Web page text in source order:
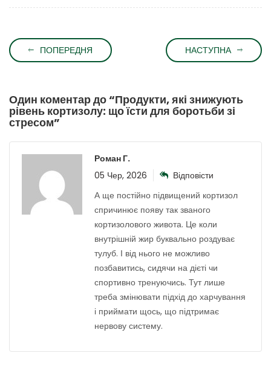
ПОПЕРЕДНЯ НАСТУПНА
Один коментар до “Продукти, які знижують
рівень кортизолу: що їсти для боротьби зі
стресом”
Роман Г.
05 Чер, 2026
Відповісти
А ще постійно підвищений кортизол
спричинює появу так званого
кортизолового живота. Це коли
внутрішній жир буквально роздуває
тулуб. І від нього не можливо
позбавитись, сидячи на дієті чи
спортивно тренуючись. Тут лише
треба змінювати підхід до харчування
і приймати щось, що підтримає
нервову систему.